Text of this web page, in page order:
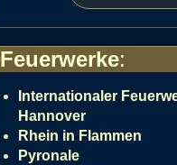
Feuerwerke:
Internationaler
Hannover
Rhein in Flammen
Pyronale